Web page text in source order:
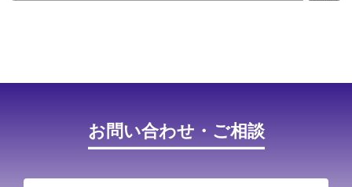
お問い合わせ・ご相談